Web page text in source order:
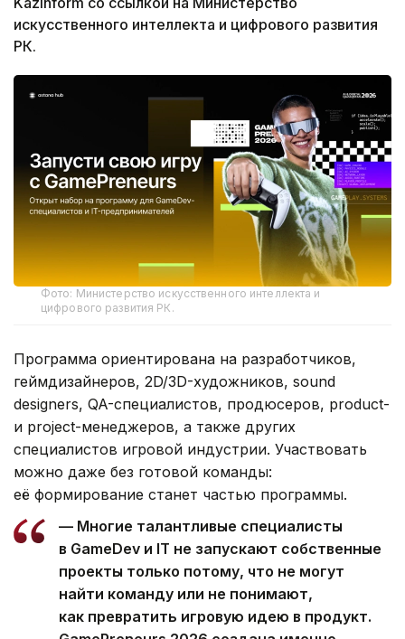
искусственного интеллекта и цифрового развития
РК.
Фото: Министерство искусственного интеллекта и
цифрового развития РК.
Программа ориентирована на разработчиков,
геймдизайнеров, 2D/3D-художников, sound
designers, QA-специалистов, продюсеров, product-
и project-менеджеров, а также других
специалистов игровой индустрии. Участвовать
можно даже без готовой команды:
её формирование станет частью программы.
— Многие талантливые специалисты
в GameDev и IT не запускают собственные
проекты только потому, что не могут
найти команду или не понимают,
как превратить игровую идею в продукт.